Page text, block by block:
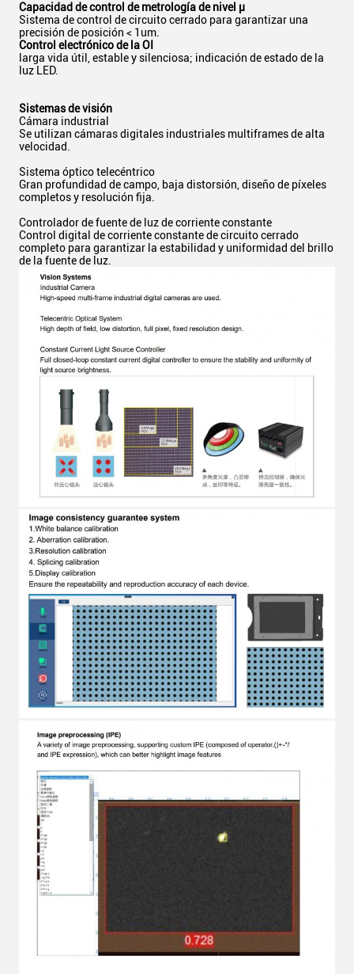
Capacidad de control de metrología de nivel μ
Sistema de control de circuito cerrado para garantizar una
precisión de posición < 1um.
Control electrónico de la OI
larga vida útil, estable y silenciosa; indicación de estado de la
luz LED.
Sistemas de visión
Cámara industrial
Se utilizan cámaras digitales industriales multiframes de alta
velocidad.
Sistema óptico telecéntrico
Gran profundidad de campo, baja distorsión, diseño de píxeles
completos y resolución fija.
Controlador de fuente de luz de corriente constante
Control digital de corriente constante de circuito cerrado
completo para garantizar la estabilidad y uniformidad del brillo
de la fuente de luz.